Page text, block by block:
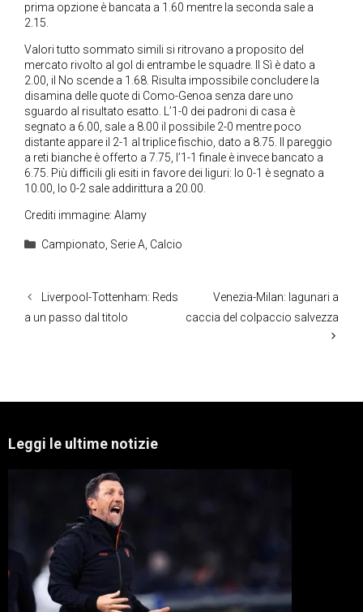
prima opzione è bancata a 1.60 mentre la seconda sale a
2.15.
Valori tutto sommato simili si ritrovano a proposito del
mercato rivolto al gol di entrambe le squadre. Il Sì è dato a
2.00, il No scende a 1.68. Risulta impossibile concludere la
disamina delle quote di Como-Genoa senza dare uno
sguardo al risultato esatto. L’1-0 dei padroni di casa è
segnato a 6.00, sale a 8.00 il possibile 2-0 mentre poco
distante appare il 2-1 al triplice fischio, dato a 8.75. Il pareggio
a reti bianche è offerto a 7.75, l’1-1 finale è invece bancato a
6.75. Più difficili gli esiti in favore dei liguri: lo 0-1 è segnato a
10.00, lo 0-2 sale addirittura a 20.00.
Crediti immagine: Alamy
Categorie
Campionato, Serie A, Calcio
Liverpool-Tottenham: Reds
a un passo dal titolo
Venezia-Milan: lagunari a
caccia del colpaccio salvezza
Leggi le ultime notizie